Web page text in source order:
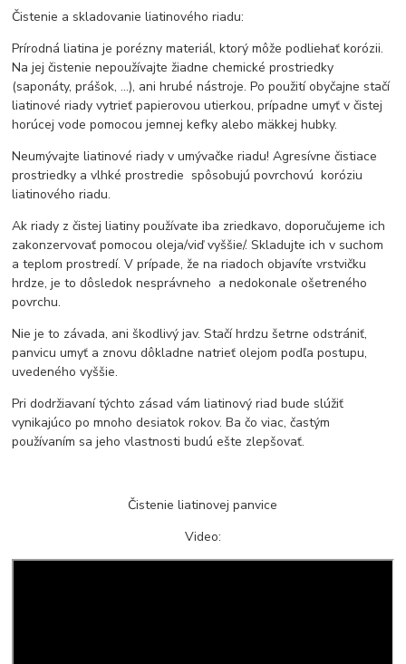
Čistenie a skladovanie liatinového riadu:
Prírodná liatina je porézny materiál, ktorý môže podliehať korózii.
Na jej čistenie nepoužívajte žiadne chemické prostriedky
(saponáty, prášok, ...), ani hrubé nástroje. Po použití obyčajne stačí
liatinové riady vytrieť papierovou utierkou, prípadne umyť v čistej
horúcej vode pomocou jemnej kefky alebo mäkkej hubky.
Neumývajte liatinové riady v umývačke riadu! Agresívne čistiace
prostriedky a vlhké prostredie spôsobujú povrchovú koróziu
liatinového riadu.
Ak riady z čistej liatiny používate iba zriedkavo, doporučujeme ich
zakonzervovať pomocou oleja/viď vyššie/. Skladujte ich v suchom
a teplom prostredí. V prípade, že na riadoch objavíte vrstvičku
hrdze, je to dôsledok nesprávneho a nedokonale ošetreného
povrchu.
Nie je to závada, ani škodlivý jav. Stačí hrdzu šetrne odstrániť,
panvicu umyť a znovu dôkladne natrieť olejom podľa postupu,
uvedeného vyššie.
Pri dodržiavaní týchto zásad vám liatinový riad bude slúžiť
vynikajúco po mnoho desiatok rokov. Ba čo viac, častým
používaním sa jeho vlastnosti budú ešte zlepšovať.
Čistenie liatinovej panvice
Video: